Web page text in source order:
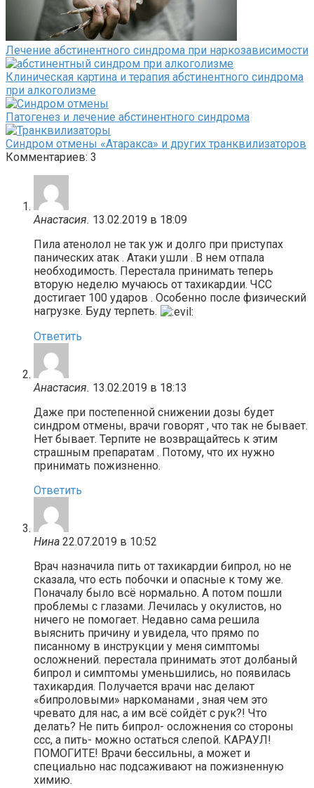
Лечение абстинентного синдрома при наркозависимости
Клиническая картина и терапия абстинентного синдрома
при алкоголизме
Патогенез и лечение абстинентного синдрома
Синдром отмены «Атаракса» и других транквилизаторов
Комментариев: 3
Анастасия. 13.02.2019 в 18:09
Пила атенолол не так уж и долго при приступах
панических атак . Атаки ушли . В нем отпала
необходимость. Перестала принимать теперь
вторую неделю мучаюсь от тахикардии. ЧСС
достигает 100 ударов . Особенно после физический
нагрузке. Буду терпеть.
Ответить
Анастасия. 13.02.2019 в 18:13
Даже при постепенной снижении дозы будет
синдром отмены, врачи говорят , что так не бывает.
Нет бывает. Терпите не возвращайтесь к этим
страшным препаратам . Потому, что их нужно
принимать пожизненно.
Ответить
Нина 22.07.2019 в 10:52
Врач назначила пить от тахикардии бипрол, но не
сказала, что есть побочки и опасные к тому же.
Поначалу было всё нормально. А потом пошли
проблемы с глазами. Лечилась у окулистов, но
ничего не помогает. Недавно сама решила
выяснить причину и увидела, что прямо по
писанному в инструкции у меня симптомы
осложнений. перестала принимать этот долбаный
бипрол и симптомы уменьшились, но появилась
тахикардия. Получается врачи нас делают
«бипроловыми» наркоманами , зная чем это
чревато для нас, а им всё сойдёт с рук?! Что
делать? Не пить бипрол- осложнения со стороны
ссс, а пить- можно остаться слепой. КАРАУЛ!
ПОМОГИТЕ! Врачи бессильны, а может и
специально нас подсаживают на пожизненную
химию.